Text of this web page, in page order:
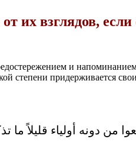
их взглядов, если
и
степени придерживается
من دونه أولياء قليلاً ما